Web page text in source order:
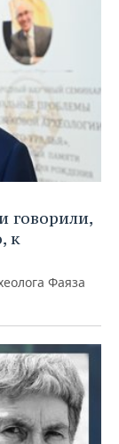
говорили,
к
Фаяза